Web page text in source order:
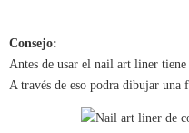
Consejo:
Antes de usar el nail art liner
A través de eso podra dibujar una